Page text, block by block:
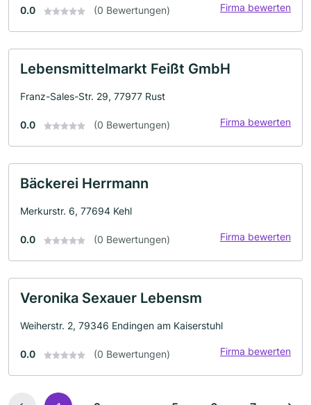
0.0 (0 Bewertungen) Firma bewerten
Lebensmittelmarkt Feißt GmbH
Franz-Sales-Str. 29, 77977 Rust
0.0 (0 Bewertungen) Firma bewerten
Bäckerei Herrmann
Merkurstr. 6, 77694 Kehl
0.0 (0 Bewertungen) Firma bewerten
Veronika Sexauer Lebensm
Weiherstr. 2, 79346 Endingen am Kaiserstuhl
0.0 (0 Bewertungen) Firma bewerten